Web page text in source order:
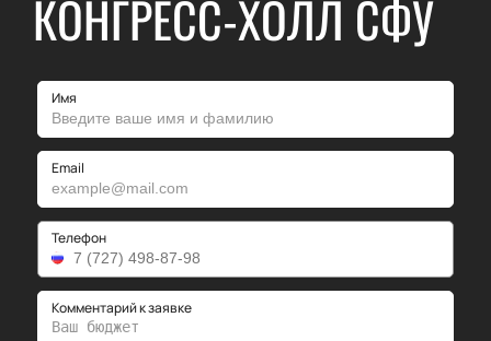
КОНГРЕСС-ХОЛЛ СФУ
Имя
Email
Телефон
Комментарий к заявке